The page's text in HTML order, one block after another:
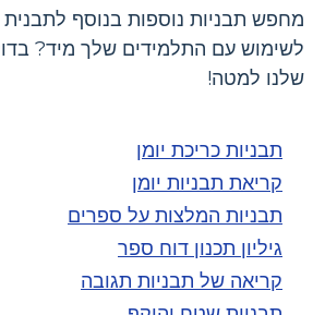
מחפש תבניות נוספות בנוסף
לשימוש עם התלמידים שלך מיד?
שלנו למטה!
תבניות כריכת יומן
קריאת תבניות יומן
תבניות המלצות על ספרים
גיליון תכנון דוח ספר
קריאה של תבניות תגובה